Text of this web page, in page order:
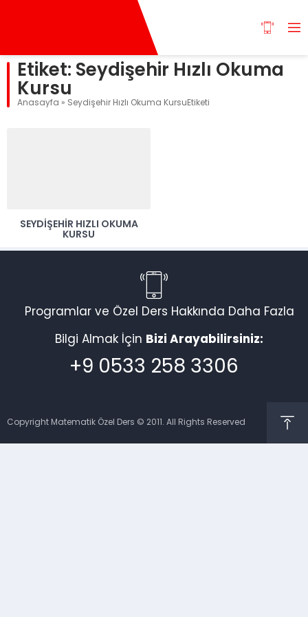
Etiket: Seydişehir Hızlı Okuma
Kursu
Anasayfa » Seydişehir Hızlı Okuma KursuEtiketi
SEYDIŞEHIR HIZLI OKUMA
KURSU
Programlar ve Özel Ders Hakkında Daha Fazla
Bilgi Almak İçin Bizi Arayabilirsiniz:
+9 0533 258 3306
Copyright Matematik Özel Ders © 2011. All Rights Reserved